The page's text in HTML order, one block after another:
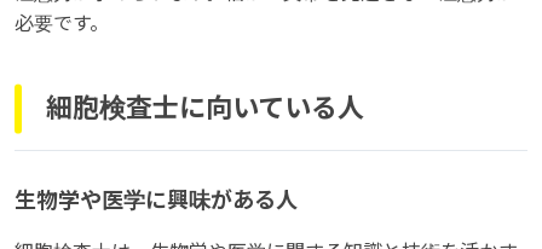
必要です。
細胞検査士に向いている人
生物学や医学に興味がある人